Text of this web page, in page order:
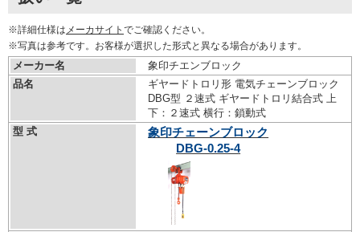
※詳細仕様は メーカサイト でご確認ください。
※写真は参考です。お客様が選択した形式と異なる場合があります。
メーカー名
象印チエンブロック
品名
ギヤードトロリ形 電気チェーンブロック
DBG型 ２速式 ギヤードトロリ結合式 上
下：２速式 横行：鎖動式
型 式
象印チェーンブロック
DBG-0.25-4